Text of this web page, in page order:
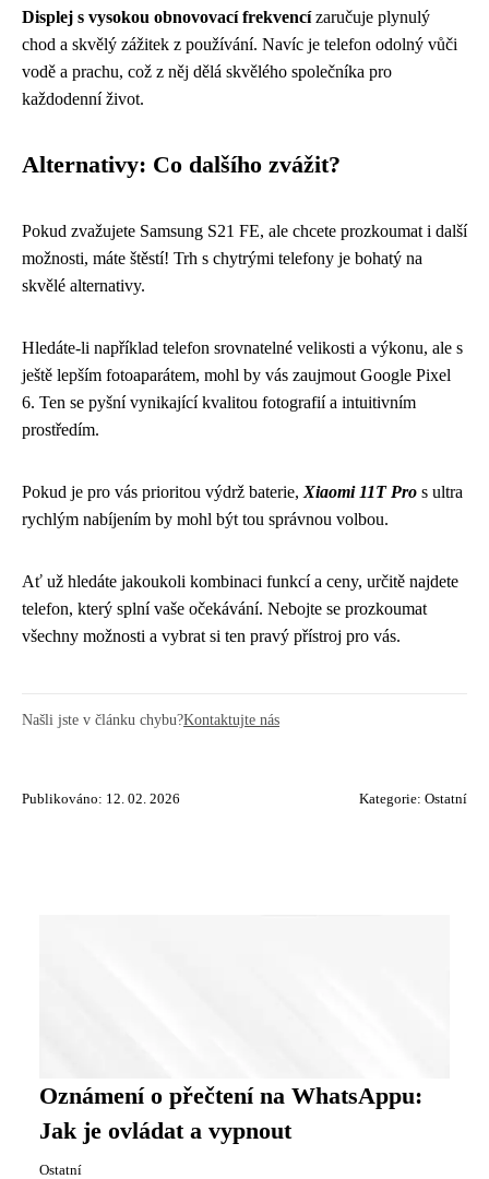
Displej s vysokou obnovovací frekvencízaručuje plynulý
chod a skvělý zážitek z používání. Navíc je telefon odolný vůči
vodě a prachu, což z něj dělá skvělého společníka pro
každodenní život.
Alternativy: Co dalšího zvážit?
Pokud zvažujete Samsung S21 FE, ale chcete prozkoumat i další
možnosti, máte štěstí! Trh s chytrými telefony je bohatý na
skvělé alternativy.
Hledáte-li například telefon srovnatelné velikosti a výkonu, ale s
ještě lepším fotoaparátem, mohl by vás zaujmout Google Pixel
6. Ten se pyšní vynikající kvalitou fotografií a intuitivním
prostředím.
Pokud je pro vás prioritou výdrž baterie, Xiaomi 11T Pro s ultra
rychlým nabíjením by mohl být tou správnou volbou.
Ať už hledáte jakoukoli kombinaci funkcí a ceny, určitě najdete
telefon, který splní vaše očekávání. Nebojte se prozkoumat
všechny možnosti a vybrat si ten pravý přístroj pro vás.
Našli jste v článku chybu?Kontaktujte nás
Publikováno: 12. 02. 2026 Kategorie: Ostatní
Oznámení o přečtení na WhatsAppu:
Jak je ovládat a vypnout
Ostatní